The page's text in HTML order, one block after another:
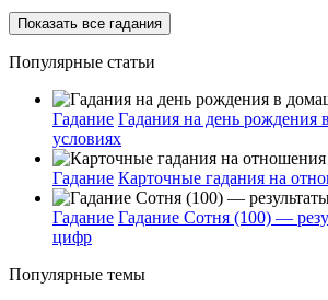
Показать все гадания
Популярные статьи
Гадание Гадания на день рождения
условиях
Гадание Карточные гадания на
Гадание Гадание Сотня (100) —
цифр
Популярные темы